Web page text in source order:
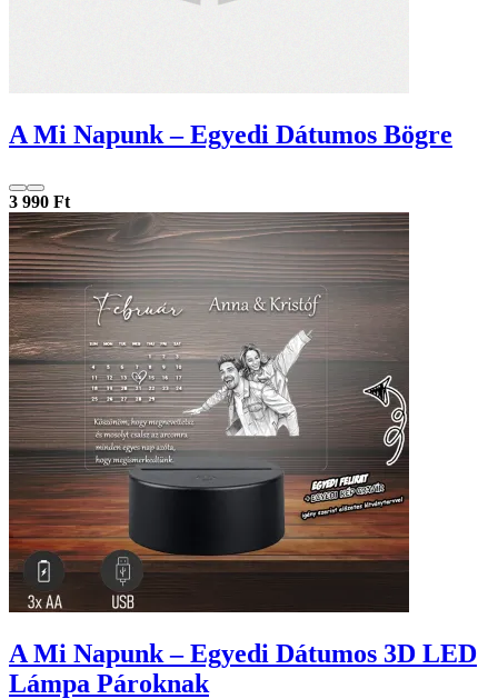
A Mi Napunk – Egyedi Dátumos Bögre
3 990 Ft
A Mi Napunk – Egyedi Dátumos 3D LED
Lámpa Pároknak